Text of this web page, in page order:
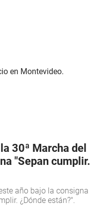
30ª Marcha del
"Sepan cumplir.
año bajo la consigna
¿Dónde están?".